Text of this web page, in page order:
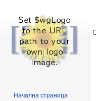
Начална страница